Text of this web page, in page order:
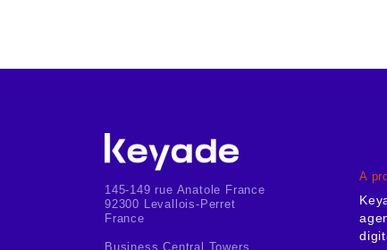
145-149 rue Anatole France
92300 Levallois-Perret
France
Business Central Towers
A